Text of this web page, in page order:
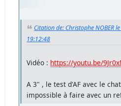
Citation de: Christophe NOBER
19:12:48
Vidéo : https://youtu.be/
A 3" , le test d'AF avec le
impossible à faire avec un